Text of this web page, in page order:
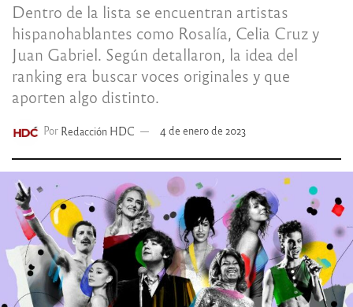
Dentro de la lista se encuentran artistas
hispanohablantes como Rosalía, Celia Cruz y
Juan Gabriel. Según detallaron, la idea del
ranking era buscar voces originales y que
aporten algo distinto.
Por Redacción HDC 4 de enero de 2023